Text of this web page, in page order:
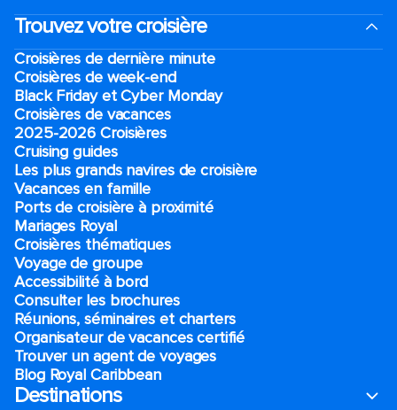
Trouvez votre croisière
Croisières de dernière minute
Croisières de week-end
Black Friday et Cyber Monday
Croisières de vacances
2025-2026 Croisières
Cruising guides
Les plus grands navires de croisière
Vacances en famille
Ports de croisière à proximité
Mariages Royal
Croisières thématiques
Voyage de groupe​
Accessibilité à bord​
Consulter les brochures
Réunions, séminaires et charters
Organisateur de vacances certifié
Trouver un agent de voyages
Blog Royal Caribbean
Destinations